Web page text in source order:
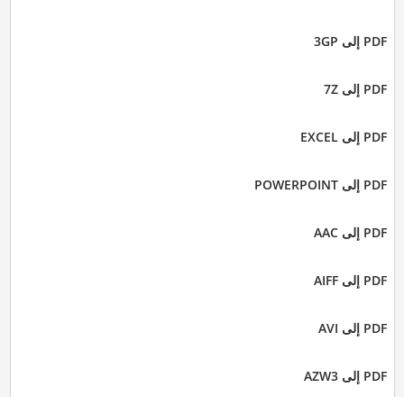
PDF إلى 3GP
PDF إلى 7Z
PDF إلى EXCEL
PDF إلى POWERPOINT
PDF إلى AAC
PDF إلى AIFF
PDF إلى AVI
PDF إلى AZW3